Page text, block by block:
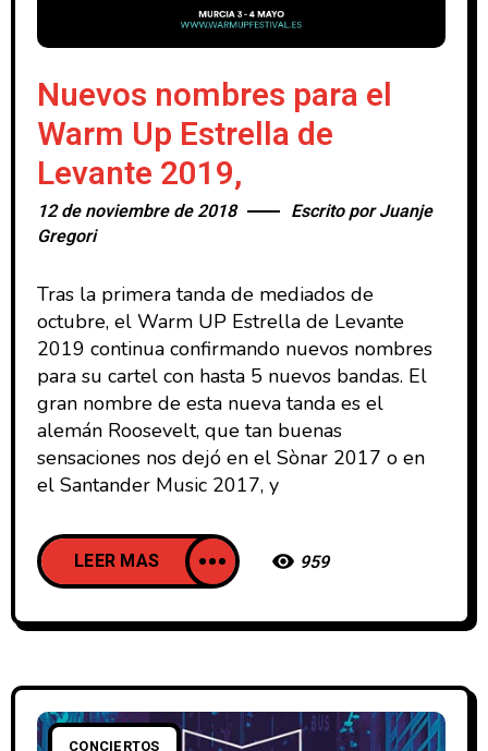
Nuevos nombres para el
Warm Up Estrella de
Levante 2019,
12 de noviembre de 2018 Escrito porJuanje
Gregori
Tras la primera tanda de mediados de
octubre, el Warm UP Estrella de Levante
2019 continua confirmando nuevos nombres
para su cartel con hasta 5 nuevos bandas. El
gran nombre de esta nueva tanda es el
alemán Roosevelt, que tan buenas
sensaciones nos dejó en el Sònar 2017 o en
el Santander Music 2017, y
LEER MAS 959
CONCIERTOS